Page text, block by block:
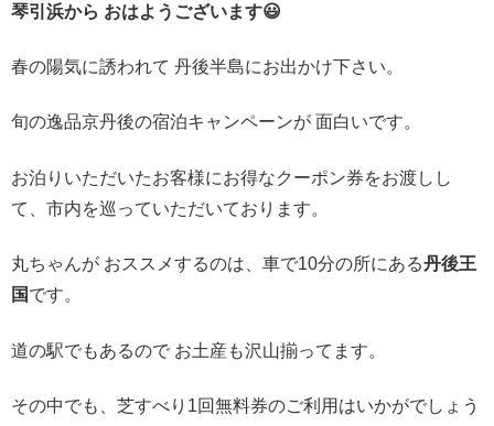
琴引浜から おはようございます😃
春の陽気に誘われて 丹後半島にお出かけ下さい。
旬の逸品京丹後の宿泊キャンペーンが 面白いです。
お泊りいただいたお客様にお得なクーポン券をお渡しし
て、市内を巡っていただいております。
丸ちゃんが おススメするのは、車で10分の所にある丹後王
国です。
道の駅でもあるので お土産も沢山揃ってます。
その中でも、芝すべり1回無料券のご利用はいかがでしょう